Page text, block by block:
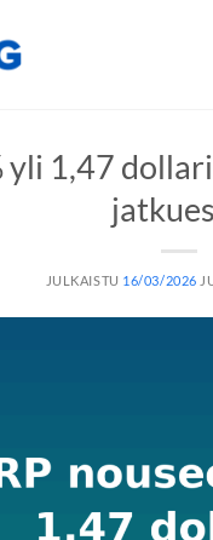
yli 1,47
JULKAISTU 16/03/2026